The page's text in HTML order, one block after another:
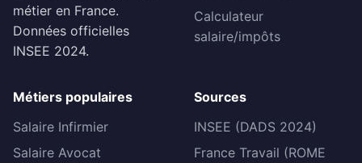
métier en France.
Données officielles
INSEE 2024.
Calculateur
salaire/impôts
Métiers populaires
Salaire Infirmier
Salaire Avocat
Sources
INSEE (DADS 2024)
France Travail (ROME